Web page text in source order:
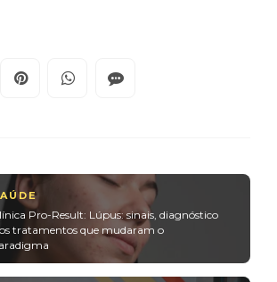
Pro-Result: Lúpus: sinais, diagnóstico
tratamentos que mudaram o